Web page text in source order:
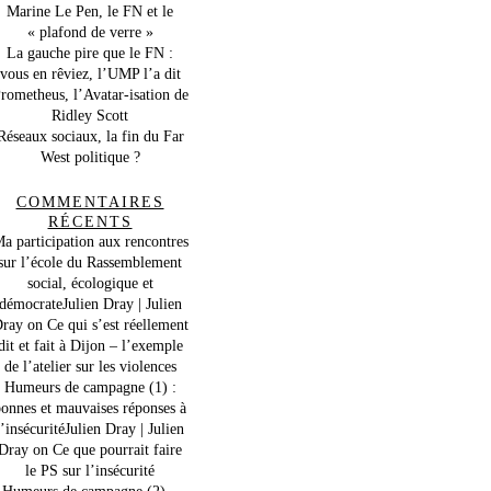
Marine Le Pen, le FN et le
« plafond de verre »
La gauche pire que le FN :
vous en rêviez, l’UMP l’a dit
l’Avatar-isation de
Ridley Scott
sociaux, la fin du Far
West politique ?
COMMENTAIRES
RÉCENTS
participation aux rencontres
l’école du Rassemblement
social, écologique et
démocrateJulien Dray | Julien
on Ce qui s’est réellement
et fait à Dijon – l’exemple
de l’atelier sur les violences
Humeurs de campagne (1) :
et mauvaises réponses à
Dray | Julien
on Ce que pourrait faire
le PS sur l’insécurité